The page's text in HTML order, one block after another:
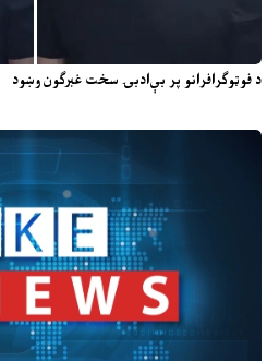
د فوټوګرافرانو پر بې‌ادبۍ سخت غبرګون وښود